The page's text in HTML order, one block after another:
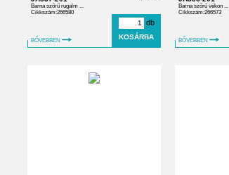
Barna szőrű rugalm ...
Cikkszám:266580
BŐVEBBEN
db
Barna szőrű vékon ...
Cikkszám:266573
BŐVEBBEN